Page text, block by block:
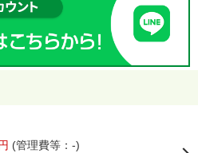
(管理費等：-)